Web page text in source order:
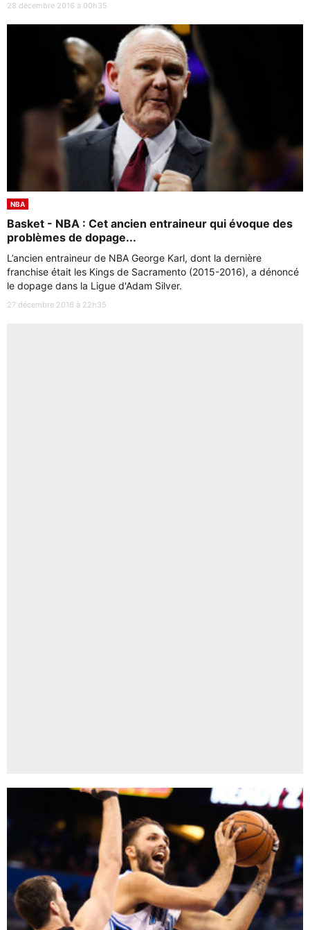
28 décembre 2016 à 00h35
NBA
Basket - NBA : Cet ancien entraineur qui évoque des
problèmes de dopage...
L’ancien entraineur de NBA George Karl, dont la dernière
franchise était les Kings de Sacramento (2015-2016), a dénoncé
le dopage dans la Ligue d'Adam Silver.
27 décembre 2016 à 22h35